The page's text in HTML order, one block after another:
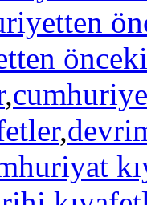
,
,